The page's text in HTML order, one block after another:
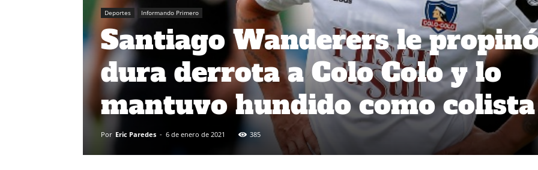
Deportes Informando Primero
Santiago Wanderers le
dura derrota a Colo Colo y lo
mantuvo hundido como colista
Por Eric Paredes - 6 de enero de 2021 385